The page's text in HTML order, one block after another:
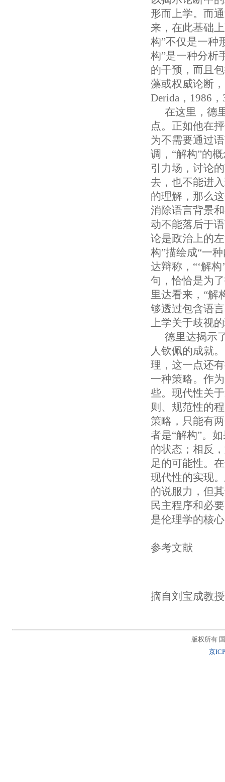
形而上学。而
来，在此基础
构”不仅是一种
构”是一种分析
的干预，而且
藻或权威论断
Derida，1986
在这里，德
点。正如他在
为不需要通过
调，“解构”的
引力场，讨论
去，也不能进
的理解，那么
消除语言背景
动不能落后于
论是政治上的
构”描绘成“一
达辩称，“‘解
句，恰恰是为
里达看来，“解
够透过包含语
上学关于歧视
德里达揭示
人钦佩的成就
理，这一点还
一种策略。作
些。现代性关
则、规范性的
策略，只能有
者是“解构”。
的状态；相反
足的可能性。
现代性的实现
的说服力，但
民主程序和必
是伦理学的核
参考文献
摘自刘宝成教
版权所有
京